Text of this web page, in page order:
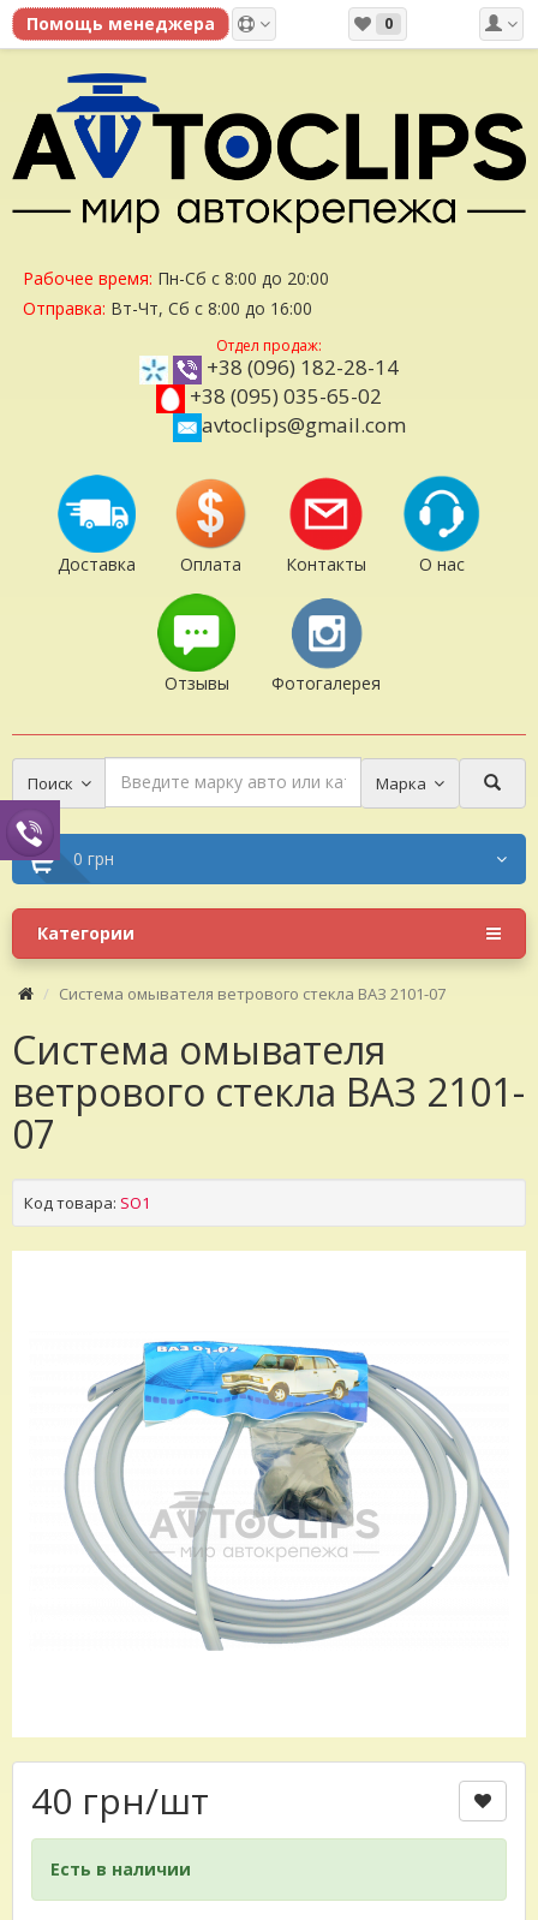
0
Рабочее время: Пн-Сб с 8:00 до 20:00
Отправка: Вт-Чт, Сб с 8:00 до 16:00
Отдел продаж:
+38 (096) 182-28-14
+38 (095) 035-65-02
avtoclips@gmail.com
Доставка Оплата Контакты О нас
Отзывы Фотогалерея
Поиск Марка
0 грн
Категории
Система омывателя ветрового стекла ВАЗ 2101-07
Система омывателя
ветрового стекла ВАЗ 2101-
07
Код товара: SO1
40 грн/шт
Есть в наличии